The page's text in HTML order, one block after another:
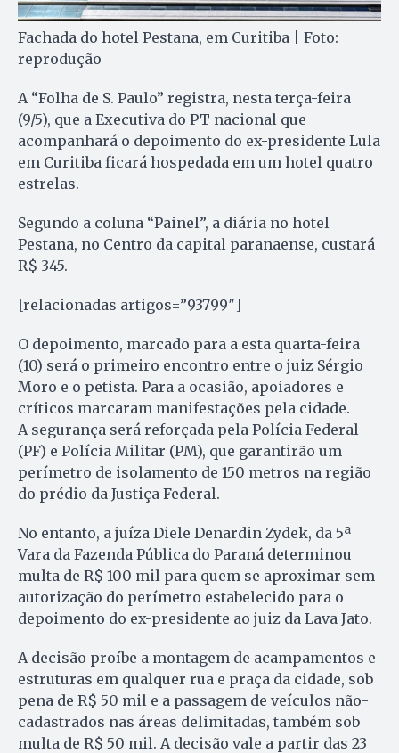
Fachada do hotel Pestana, em Curitiba | Foto:
reprodução
A “Folha de S. Paulo” registra, nesta terça-feira
(9/5), que a Executiva do PT nacional que
acompanhará o depoimento do ex-presidente Lula
em Curitiba ficará hospedada em um hotel quatro
estrelas.
Segundo a coluna “Painel”, a diária no hotel
Pestana, no Centro da capital paranaense, custará
R$ 345.
[relacionadas artigos=”93799″]
O depoimento, marcado para a esta quarta-feira
(10) será o primeiro encontro entre o juiz Sérgio
Moro e o petista. Para a ocasião, apoiadores e
críticos marcaram manifestações pela cidade.
A segurança será reforçada pela Polícia Federal
(PF) e Polícia Militar (PM), que garantirão um
perímetro de isolamento de 150 metros na região
do prédio da Justiça Federal.
No entanto, a juíza Diele Denardin Zydek, da 5ª
Vara da Fazenda Pública do Paraná determinou
multa de R$ 100 mil para quem se aproximar sem
autorização do perímetro estabelecido para o
depoimento do ex-presidente ao juiz da Lava Jato.
A decisão proíbe a montagem de acampamentos e
estruturas em qualquer rua e praça da cidade, sob
pena de R$ 50 mil e a passagem de veículos não-
cadastrados nas áreas delimitadas, também sob
multa de R$ 50 mil. A decisão vale a partir das 23